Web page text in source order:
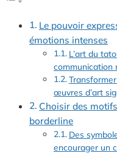
Le pouvoir
émotions intenses
L’art du
communication
œuvres d’art
Choisir des
borderline
Des
encourager un